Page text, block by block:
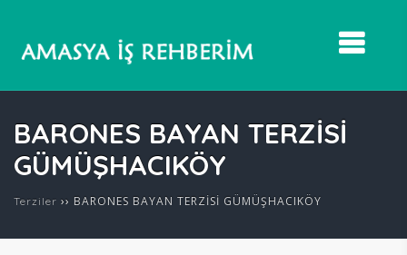
BARONES BAYAN TERZİSİ
GÜMÜŞHACIKÖY
Terziler ›› BARONES BAYAN TERZİSİ GÜMÜŞHACIKÖY